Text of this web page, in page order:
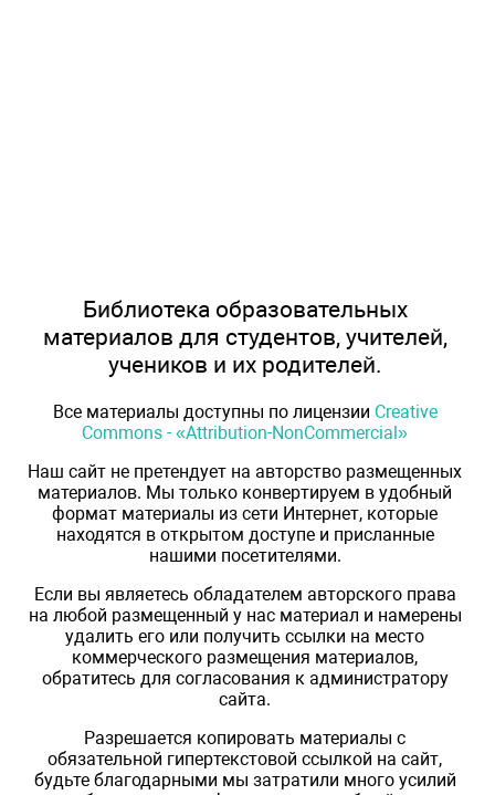
Библиотека образовательных
материалов для студентов, учителей,
учеников и их родителей.
Все материалы доступны по лицензии Creative
Commons - «Attribution-NonCommercial»
Наш сайт не претендует на авторство размещенных
материалов. Мы только конвертируем в удобный
формат материалы из сети Интернет, которые
находятся в открытом доступе и присланные
нашими посетителями.
Если вы являетесь обладателем авторского права
на любой размещенный у нас материал и намерены
удалить его или получить ссылки на место
коммерческого размещения материалов,
обратитесь для согласования к администратору
сайта.
Разрешается копировать материалы с
обязательной гипертекстовой ссылкой на сайт,
будьте благодарными мы затратили много усилий